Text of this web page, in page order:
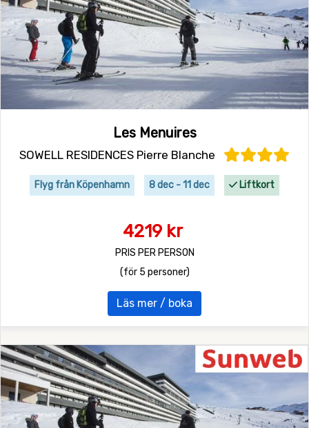
Les Menuires
SOWELL RESIDENCES Pierre Blanche
Flyg från Köpenhamn 8 dec - 11 dec Liftkort
4219 kr
PRIS PER PERSON
(för 5 personer)
Läs mer / boka